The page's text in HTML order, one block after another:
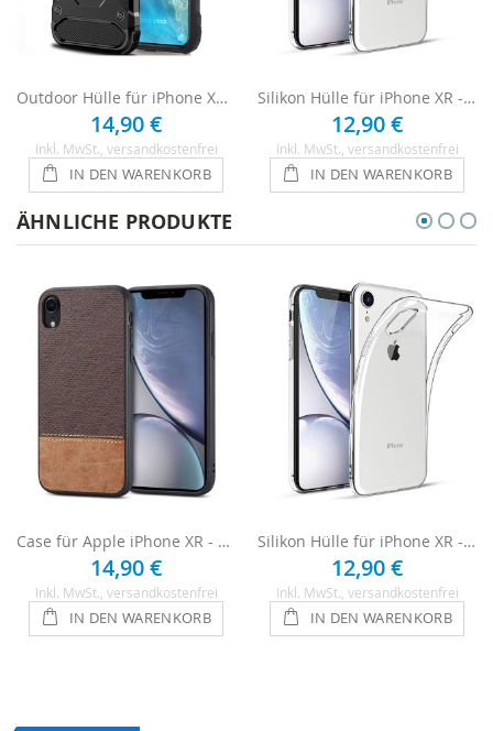
Outdoor Hülle für iPhone XR - Schwarz
14,90 €
Inkl. MwSt. , versandkostenfrei
IN DEN WARENKORB
Silikon Hülle für iPhone XR - Transparent
12,90 €
Inkl. MwSt. , versandkostenfrei
IN DEN WARENKORB
ÄHNLICHE PRODUKTE
Case für Apple iPhone XR - Braun
14,90 €
Inkl. MwSt. , versandkostenfrei
IN DEN WARENKORB
Silikon Hülle für iPhone XR - Transparent
12,90 €
Inkl. MwSt. , versandkostenfrei
IN DEN WARENKORB